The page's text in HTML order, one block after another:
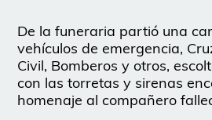
De la funeraria partió una
vehículos de emergencia,
Civil, Bomberos y otros,
con las torretas y sirenas
homenaje al compañero